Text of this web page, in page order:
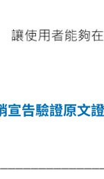
宣告驗證原文